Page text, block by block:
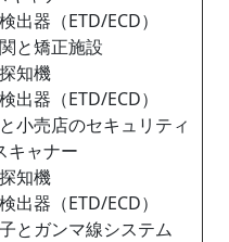
出器（ETD/ECD）
と矯正施設
知機
出器（ETD/ECD）
小売店のセキュリティ
キャナー
知機
出器（ETD/ECD）
とガンマ線システム